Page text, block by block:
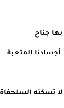
جناح
المتعبة
تسكنه السلحفاة